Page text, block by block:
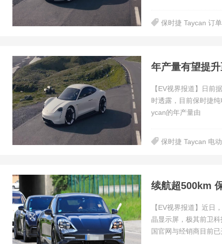
保时捷 Taycan 订
年产量有望提
【EV视界报道】日前
时透露，目前保时捷
ycan的年产量由
保时捷 Taycan 电
续航超500km
【EV视界报道】近日
晶显示屏，极其前卫
国官网与经销商目前